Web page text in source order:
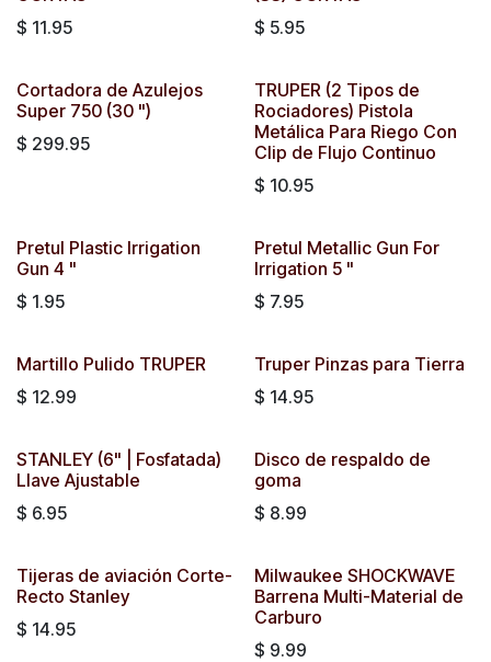
$ 11.95
$ 5.95
Cortadora de Azulejos
Super 750 (30 ")
$ 299.95
TRUPER (2 Tipos de
Rociadores) Pistola
Metálica Para Riego Con
Clip de Flujo Continuo
$ 10.95
Pretul Plastic Irrigation
Gun 4 "
$ 1.95
Pretul Metallic Gun For
Irrigation 5 "
$ 7.95
Martillo Pulido TRUPER
$ 12.99
Truper Pinzas para Tierra
$ 14.95
STANLEY (6" | Fosfatada)
Llave Ajustable
$ 6.95
Disco de respaldo de
goma
$ 8.99
Tijeras de aviación Corte-
Recto Stanley
$ 14.95
Milwaukee SHOCKWAVE
Barrena Multi-Material de
Carburo
$ 9.99